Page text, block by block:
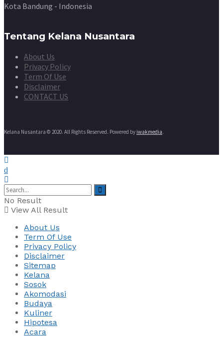
Kota Bandung - Indonesia
Tentang Kelana Nusantara
About Us
Privacy Policy
Term Of Use
Disclaimer
CONTACT US
Kelana Nusantara © 2020. All Rights Reserved. Powered by iwakmedia.
No Result
View All Result
About Us
Term Of Use
Privacy Policy
Disclaimer
Sitemap
Kelana
Sosok
Akomodasi
Budaya
Kuliner
Hipotesa
Acara